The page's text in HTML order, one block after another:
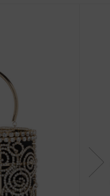
visione della nostra
al trattamento